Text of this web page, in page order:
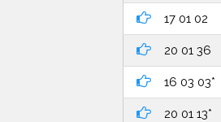
17 01 02
20 01 36
16 03 03*
20 01 13*